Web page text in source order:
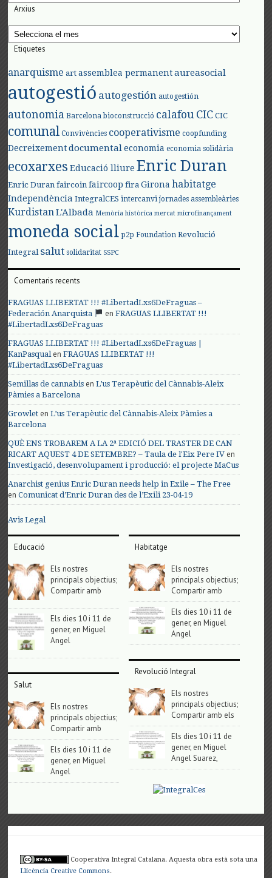
Arxius
Arxius
Etiquetes
anarquisme art assemblea permanent aureasocial
autogestió autogestión autogestión
autonomia Barcelona bioconstrucció calafou CIC CIC
comunal Convivències cooperativisme coopfunding
Decreixement documental economia economia solidària
ecoxarxes Educació lliure Enric Duran
Enric Duran faircoin faircoop fira Girona habitatge
Independència IntegralCES intercanvi jornades assembleàries
Kurdistan L'Albada Memòria històrica mercat microfinançament
moneda social p2p Foundation Revolució
Integral salut solidaritat SSPC
Comentaris recents
FRAGUAS LLIBERTAT !!! #LibertadLxs6DeFraguas –
Federación Anarquista
enFRAGUAS LLIBERTAT !!!
#LibertadLxs6DeFraguas
FRAGUAS LLIBERTAT !!! #LibertadLxs6DeFraguas |
KanPasqualenFRAGUAS LLIBERTAT !!!
#LibertadLxs6DeFraguas
Semillas de cannabis enL’us Terapèutic del Cànnabis-Aleix
Pàmies a Barcelona
Growlet enL’us Terapèutic del Cànnabis-Aleix Pàmies a
Barcelona
QUÈ ENS TROBAREM A LA 2ª EDICIÓ DEL TRASTER DE CAN
RICART AQUEST 4 DE SETEMBRE? – Taula de l'Eix Pere IV en
Investigació, desenvolupament i producció: el projecte MaCus
Anarchist genius Enric Duran needs help in Exile – The Free
enComunicat d’Enric Duran des de l’Exili 23-04-19
Avis Legal
Educació
Els nostres
principals objectius;
Compartir amb
Els dies 10 i 11 de
gener, en Miguel
Angel
Salut
Els nostres
principals objectius;
Compartir amb
Els dies 10 i 11 de
gener, en Miguel
Angel
Habitatge
Els nostres
principals objectius;
Compartir amb
Els dies 10 i 11 de
gener, en Miguel
Angel
Revolució Integral
Els nostres
principals objectius;
Compartir amb els
Els dies 10 i 11 de
gener, en Miguel
Angel Suarez,
Cooperativa Integral Catalana. Aquesta obra està sota una
Llicència Creative Commons.